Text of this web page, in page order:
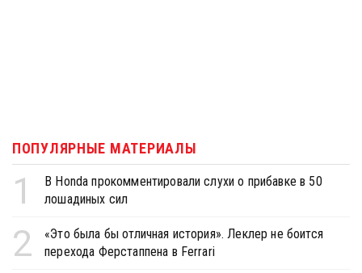
ПОПУЛЯРНЫЕ МАТЕРИАЛЫ
1
В Honda прокомментировали слухи о прибавке в 50
лошадиных сил
2
«Это была бы отличная история». Леклер не боится
перехода Ферстаппена в Ferrari